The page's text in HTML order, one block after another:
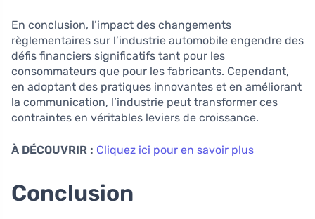
En conclusion, l’impact des changements
règlementaires sur l’industrie automobile engendre des
défis financiers significatifs tant pour les
consommateurs que pour les fabricants. Cependant,
en adoptant des pratiques innovantes et en améliorant
la communication, l’industrie peut transformer ces
contraintes en véritables leviers de croissance.
À DÉCOUVRIR : Cliquez ici pour en savoir plus
Conclusion